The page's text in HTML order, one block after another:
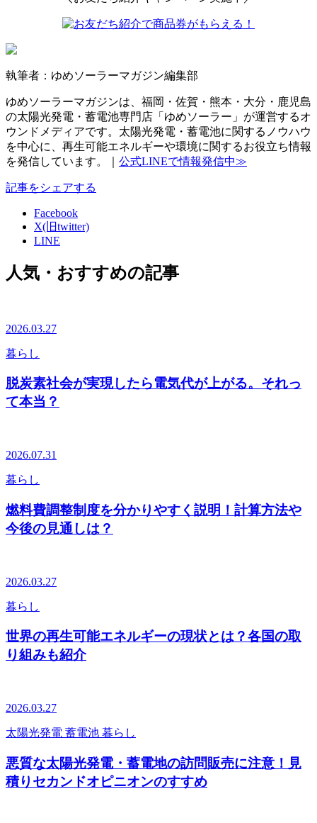
執筆者：ゆめソーラーマガジン編集部
ゆめソーラーマガジンは、福岡・佐賀・熊本・大分・鹿児島
の太陽光発電・蓄電池専門店「ゆめソーラー」が運営するオ
ウンドメディアです。太陽光発電・蓄電池に関するノウハウ
を中心に、再生可能エネルギーや環境に関するお役立ち情報
を発信しています。｜ 公式LINEで情報発信中≫
記事をシェアする
Facebook
X(旧twitter)
LINE
人気・おすすめの記事
2026.03.27
暮らし
脱炭素社会が実現したら電気代が上がる。それっ
て本当？
2026.07.31
暮らし
燃料費調整制度を分かりやすく説明！計算方法や
今後の見通しは？
2026.03.27
暮らし
世界の再生可能エネルギーの現状とは？各国の取
り組みも紹介
2026.03.27
太陽光発電 蓄電池 暮らし
悪質な太陽光発電・蓄電地の訪問販売に注意！見
積りセカンドオピニオンのすすめ